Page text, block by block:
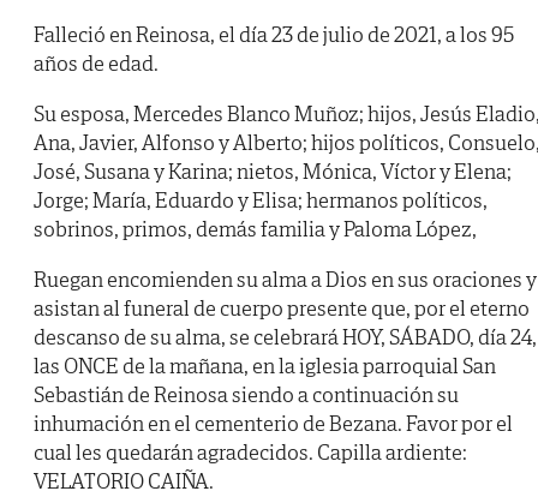
Falleció en Reinosa, el día 23 de julio de 2021, a los 95
años de edad.
Su esposa, Mercedes Blanco Muñoz; hijos, Jesús
Ana, Javier, Alfonso y Alberto; hijos políticos,
José, Susana y Karina; nietos, Mónica, Víctor y Elena;
Jorge; María, Eduardo y Elisa; hermanos políticos,
sobrinos, primos, demás familia y Paloma López,
Ruegan encomienden su alma a Dios en sus oraciones y
asistan al funeral de cuerpo presente que, por el eterno
descanso de su alma, se celebrará HOY, SÁBADO, día
las ONCE de la mañana, en la iglesia parroquial San
Sebastián de Reinosa siendo a continuación su
inhumación en el cementerio de Bezana. Favor por el
cual les quedarán agradecidos. Capilla ardiente:
VELATORIO CAIÑA.